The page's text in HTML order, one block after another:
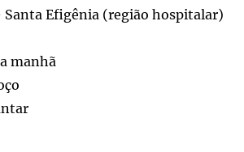
Santa Efigênia (região hospitalar)
manhã